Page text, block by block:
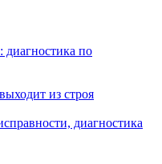
диагностика по
из строя
диагностика